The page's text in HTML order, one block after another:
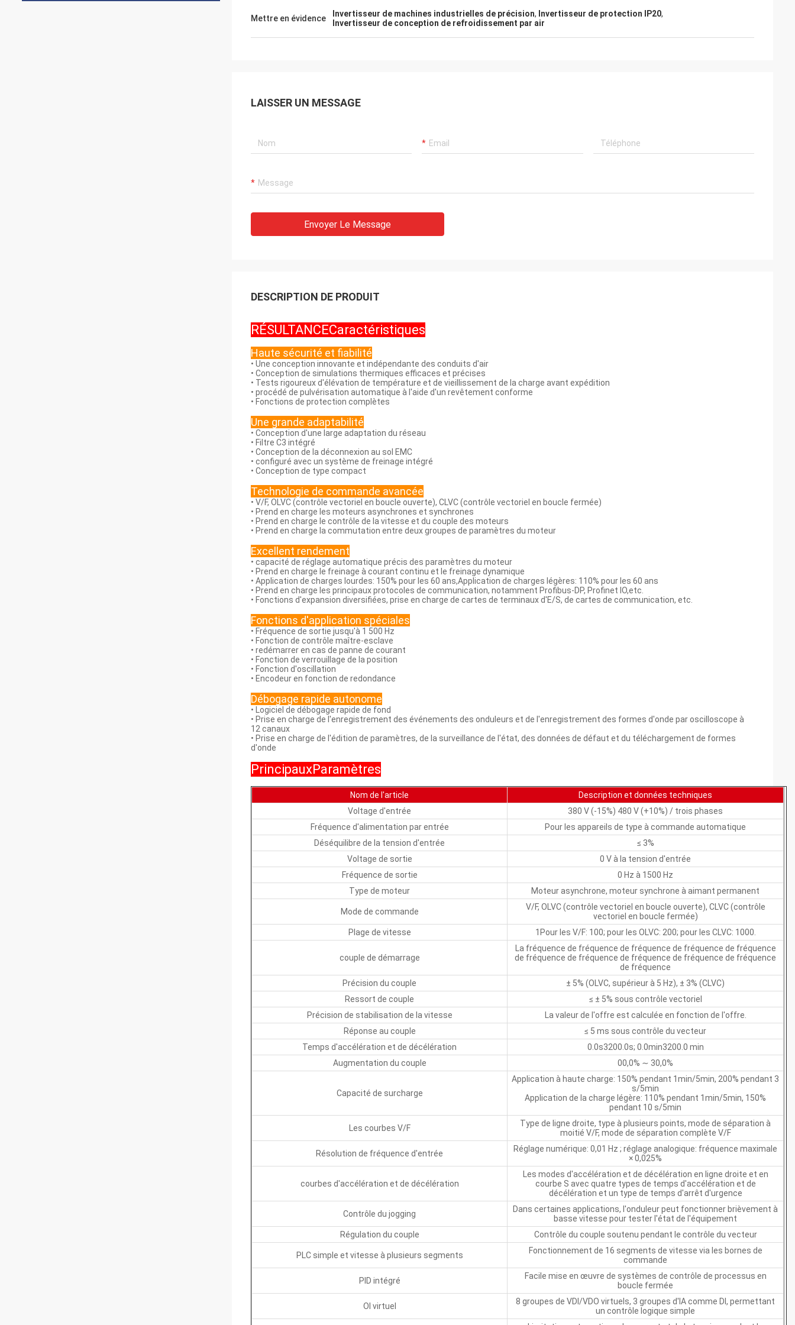
Mettre en évidence Invertisseur de machines industrielles de précision, Invertisseur de protection IP20,
Invertisseur de conception de refroidissement par air
LAISSER UN MESSAGE
Envoyer Le Message
DESCRIPTION DE PRODUIT
RÉSULTANCECaractéristiques
Haute sécurité et fiabilité
• Une conception innovante et indépendante des conduits d'air
• Conception de simulations thermiques efficaces et précises
• Tests rigoureux d'élévation de température et de vieillissement de la charge avant expédition
• procédé de pulvérisation automatique à l'aide d'un revêtement conforme
• Fonctions de protection complètes
Une grande adaptabilité
• Conception d'une large adaptation du réseau
• Filtre C3 intégré
• Conception de la déconnexion au sol EMC
• configuré avec un système de freinage intégré
• Conception de type compact
Technologie de commande avancée
• V/F, OLVC (contrôle vectoriel en boucle ouverte), CLVC (contrôle vectoriel en boucle fermée)
• Prend en charge les moteurs asynchrones et synchrones
• Prend en charge le contrôle de la vitesse et du couple des moteurs
• Prend en charge la commutation entre deux groupes de paramètres du moteur
Excellent rendement
• capacité de réglage automatique précis des paramètres du moteur
• Prend en charge le freinage à courant continu et le freinage dynamique
• Application de charges lourdes: 150% pour les 60 ans,Application de charges légères: 110% pour les 60 ans
• Prend en charge les principaux protocoles de communication, notamment Profibus-DP, Profinet IO,etc.
• Fonctions d'expansion diversifiées, prise en charge de cartes de terminaux d'E/S, de cartes de communication, etc.
Fonctions d'application spéciales
• Fréquence de sortie jusqu'à 1 500 Hz
• Fonction de contrôle maître-esclave
• redémarrer en cas de panne de courant
• Fonction de verrouillage de la position
• Fonction d'oscillation
• Encodeur en fonction de redondance
Débogage rapide autonome
• Logiciel de débogage rapide de fond
• Prise en charge de l'enregistrement des événements des onduleurs et de l'enregistrement des formes d'onde par oscilloscope à
12 canaux
• Prise en charge de l'édition de paramètres, de la surveillance de l'état, des données de défaut et du téléchargement de formes
d'onde
PrincipauxParamètres
Nom de l'article
Description et données techniques
Voltage d'entrée
380 V (-15%) 480 V (+10%) / trois phases
Fréquence d'alimentation par entrée
Pour les appareils de type à commande automatique
Déséquilibre de la tension d'entrée
≤ 3%
Voltage de sortie
0 V à la tension d'entrée
Fréquence de sortie
0 Hz à 1500 Hz
Type de moteur
Moteur asynchrone, moteur synchrone à aimant permanent
Mode de commande
V/F, OLVC (contrôle vectoriel en boucle ouverte), CLVC (contrôle
vectoriel en boucle fermée)
Plage de vitesse
1Pour les V/F: 100; pour les OLVC: 200; pour les CLVC: 1000.
couple de démarrage
La fréquence de fréquence de fréquence de fréquence de fréquence
de fréquence de fréquence de fréquence de fréquence de fréquence
de fréquence
Précision du couple
± 5% (OLVC, supérieur à 5 Hz), ± 3% (CLVC)
Ressort de couple
≤ ± 5% sous contrôle vectoriel
Précision de stabilisation de la vitesse
La valeur de l'offre est calculée en fonction de l'offre.
Réponse au couple
≤ 5 ms sous contrôle du vecteur
Temps d'accélération et de décélération
0.0s3200.0s; 0.0min3200.0 min
Augmentation du couple
00,0% ∼ 30,0%
Capacité de surcharge
Application à haute charge: 150% pendant 1min/5min, 200% pendant 3
s/5min
Application de la charge légère: 110% pendant 1min/5min, 150%
pendant 10 s/5min
Les courbes V/F
Type de ligne droite, type à plusieurs points, mode de séparation à
moitié V/F, mode de séparation complète V/F
Résolution de fréquence d'entrée
Réglage numérique: 0,01 Hz ; réglage analogique: fréquence maximale
× 0,025%
courbes d'accélération et de décélération
Les modes d'accélération et de décélération en ligne droite et en
courbe S avec quatre types de temps d'accélération et de
décélération et un type de temps d'arrêt d'urgence
Contrôle du jogging
Dans certaines applications, l'onduleur peut fonctionner brièvement à
basse vitesse pour tester l'état de l'équipement
Régulation du couple
Contrôle du couple soutenu pendant le contrôle du vecteur
PLC simple et vitesse à plusieurs segments
Fonctionnement de 16 segments de vitesse via les bornes de
commande
PID intégré
Facile mise en œuvre de systèmes de contrôle de processus en
boucle fermée
OI virtuel
8 groupes de VDI/VDO virtuels, 3 groupes d'IA comme DI, permettant
un contrôle logique simple